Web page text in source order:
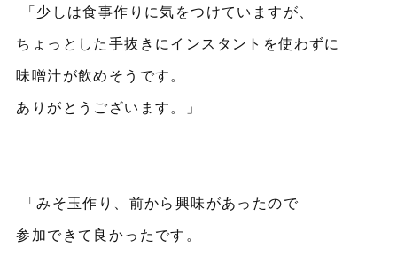
「少しは食事作りに気をつけていますが、
ちょっとした手抜きにインスタントを使わずに
味噌汁が飲めそうです。
ありがとうございます。」
「みそ玉作り、前から興味があったので
参加できて良かったです。